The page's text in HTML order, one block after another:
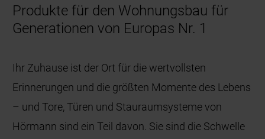
Produkte für den Wohnungsbau für
Generationen von Europas Nr. 1
Ihr Zuhause ist der Ort für die wertvollsten
Erinnerungen und die größten Momente des Lebens
– und Tore, Türen und Stauraumsysteme von
Hörmann sind ein Teil davon. Sie sind die Schwelle